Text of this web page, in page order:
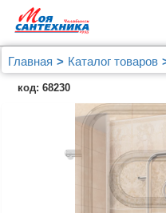
Главная Каталог товаров
Полотенцесушители
Полотенцесушители
Полотенцесушитель
образный 450x570
код: 68230